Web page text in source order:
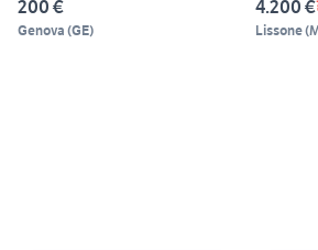
200 €
Genova (GE)
4.200 €
Lissone(